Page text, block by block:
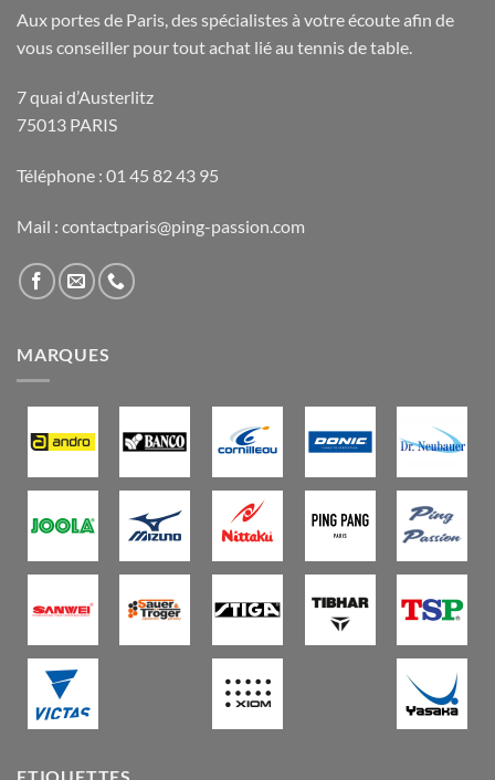
Aux portes de Paris, des spécialistes à votre écoute afin de
vous conseiller pour tout achat lié au tennis de table.
7 quai d’Austerlitz
75013 PARIS
Téléphone : 01 45 82 43 95
Mail : contactparis@ping-passion.com
MARQUES